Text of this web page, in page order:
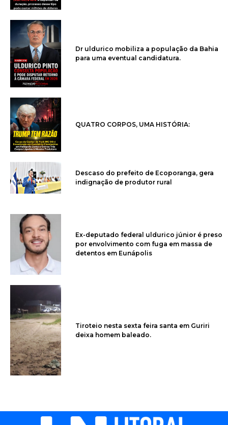
Dr uldurico mobiliza a população da Bahia
para uma eventual candidatura.
QUATRO CORPOS, UMA HISTÓRIA:
Descaso do prefeito de Ecoporanga, gera
indignação de produtor rural
Ex-deputado federal uldurico júnior é preso
por envolvimento com fuga em massa de
detentos em Eunápolis
Tiroteio nesta sexta feira santa em Guriri
deixa homem baleado.